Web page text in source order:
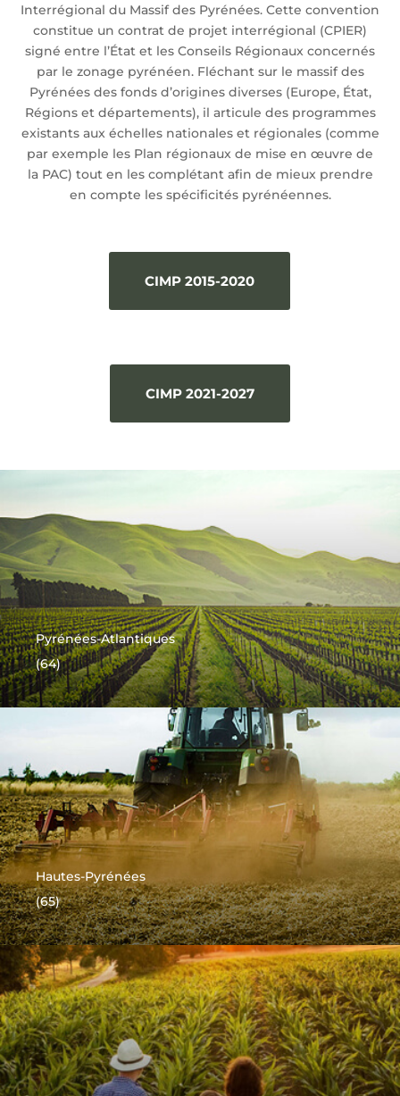
Interrégional du Massif des Pyrénées. Cette convention
constitue un contrat de projet interrégional (CPIER)
signé entre l’État et les Conseils Régionaux concernés
par le zonage pyrénéen. Fléchant sur le massif des
Pyrénées des fonds d’origines diverses (Europe, État,
Régions et départements), il articule des programmes
existants aux échelles nationales et régionales (comme
par exemple les Plan régionaux de mise en œuvre de
la PAC) tout en les complétant afin de mieux prendre
en compte les spécificités pyrénéennes.
CIMP 2015-2020
CIMP 2021-2027
Pyrénées-Atlantiques
(64)
Hautes-Pyrénées
(65)